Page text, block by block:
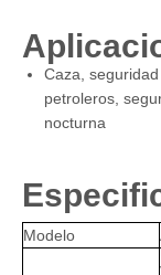
Caza,
petroleros,
nocturna
Modelo